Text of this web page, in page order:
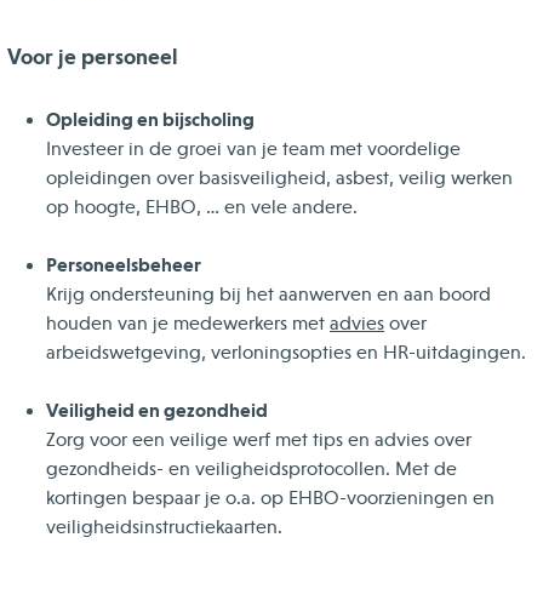
Voor je personeel
Opleiding en bijscholing
Investeer in de groei van je team met voordelige
opleidingen over basisveiligheid, asbest, veilig werken
op hoogte, EHBO, … en vele andere.
Personeelsbeheer
Krijg ondersteuning bij het aanwerven en aan boord
houden van je medewerkers met advies over
arbeidswetgeving, verloningsopties en HR-uitdagingen.
Veiligheid en gezondheid
Zorg voor een veilige werf met tips en advies over
gezondheids- en veiligheidsprotocollen. Met de
kortingen bespaar je o.a. op EHBO-voorzieningen en
veiligheidsinstructiekaarten.